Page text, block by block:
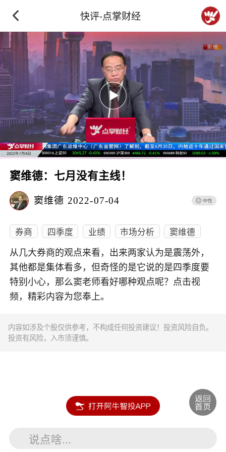
快评-点掌财经
窦维德：七月没有主线！
窦维德 2022-07-04
券商 四季度 业绩 市场分析 窦维德
从几大券商的观点来看，出来两家认为是震荡外，
其他都是集体看多，但奇怪的是它说的是四季度要
特别小心，那么窦老师看好哪种观点呢？点击视
频，精彩内容为您奉上。
内容如涉及个股仅供参考，不构成任何投资建议！投资风险自负。
投资有风险，入市须谨慎。
说点啥...